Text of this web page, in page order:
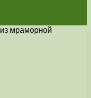
мраморной